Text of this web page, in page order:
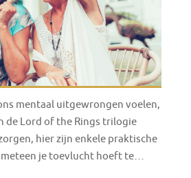
mentaal uitgewrongen voelen,
de Lord of the Rings trilogie
hier zijn enkele praktische
je toevlucht hoeft te…